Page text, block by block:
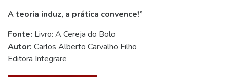
A teoria induz, a prática convence!”
Fonte: Livro: A Cereja do Bolo
Autor: Carlos Alberto Carvalho Filho
Editora Integrare